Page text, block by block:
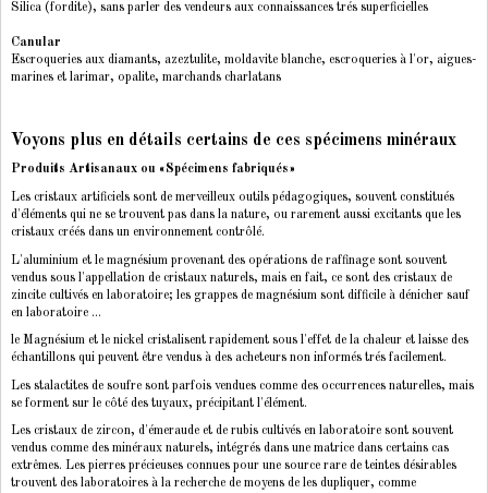
Silica (fordite), sans parler des vendeurs aux connaissances trés superficielles
Canular
Escroqueries aux diamants, azeztulite, moldavite blanche, escroqueries à l'or, aigues-
marines et larimar, opalite, marchands charlatans
Voyons plus en détails certains de ces spécimens minéraux
Produits Artisanaux ou «Spécimens fabriqués»
Les cristaux artificiels sont de merveilleux outils pédagogiques, souvent constitués
d'éléments qui ne se trouvent pas dans la nature, ou rarement aussi excitants que les
cristaux créés dans un environnement contrôlé.
L'aluminium et le magnésium provenant des opérations de raffinage sont souvent
vendus sous l'appellation de cristaux naturels, mais en fait, ce sont des cristaux de
zincite cultivés en laboratoire; les grappes de magnésium sont difficile à dénicher sauf
en laboratoire ...
le Magnésium et le nickel cristalisent rapidement sous l'effet de la chaleur et laisse des
échantillons qui peuvent être vendus à des acheteurs non informés trés facilement.
Les stalactites de soufre sont parfois vendues comme des occurrences naturelles, mais
se forment sur le côté des tuyaux, précipitant l'élément.
Les cristaux de zircon, d'émeraude et de rubis cultivés en laboratoire sont souvent
vendus comme des minéraux naturels, intégrés dans une matrice dans certains cas
extrêmes. Les pierres précieuses connues pour une source rare de teintes désirables
trouvent des laboratoires à la recherche de moyens de les dupliquer, comme